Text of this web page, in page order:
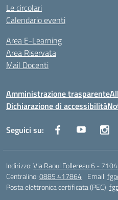
Le circolari
Calendario eventi
Area E-Learning
Area Riservata
Mail Docenti
Amministrazione trasparente
Dichiarazione di accessibilità
Seguici su:
Indirizzo:Via Raoul Follereau 6 -
Centralino:0885 417864 Email:
Posta elettronica certificata (PEC):